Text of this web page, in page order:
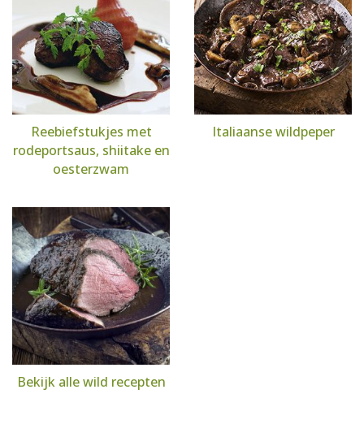
Reebiefstukjes met
rodeportsaus, shiitake en
oesterzwam
Italiaanse wildpeper
Bekijk alle wild recepten